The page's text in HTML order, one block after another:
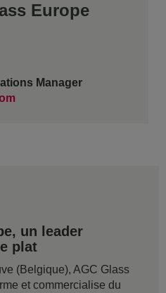
Europe
Manager
un leader
plat
(Belgique), AGC Glass
et commercialise du